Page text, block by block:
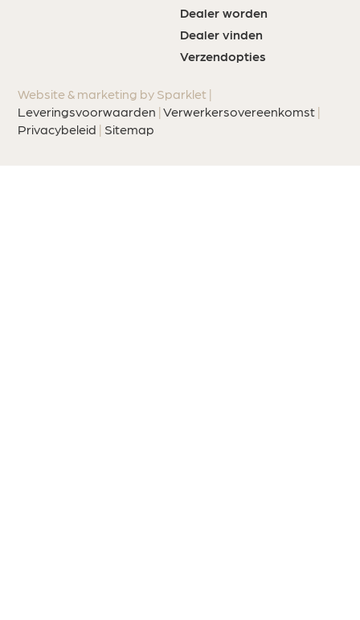
Dealer worden
Dealer vinden
Verzendopties
Website & marketing by Sparklet |
Leveringsvoorwaarden |Verwerkersovereenkomst |
Privacybeleid | Sitemap